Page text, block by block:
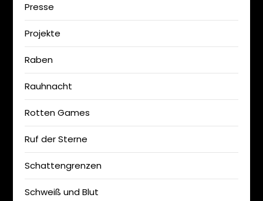
Presse
Projekte
Raben
Rauhnacht
Rotten Games
Ruf der Sterne
Schattengrenzen
Schweiß und Blut